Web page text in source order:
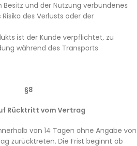
und der Nutzung verbundenes
des Verlusts oder der
ist der Kunde verpflichtet, zu
während des Transports
§8
Rücktritt vom Vertrag
von 14 Tagen ohne Angabe von
zurücktreten. Die Frist beginnt ab